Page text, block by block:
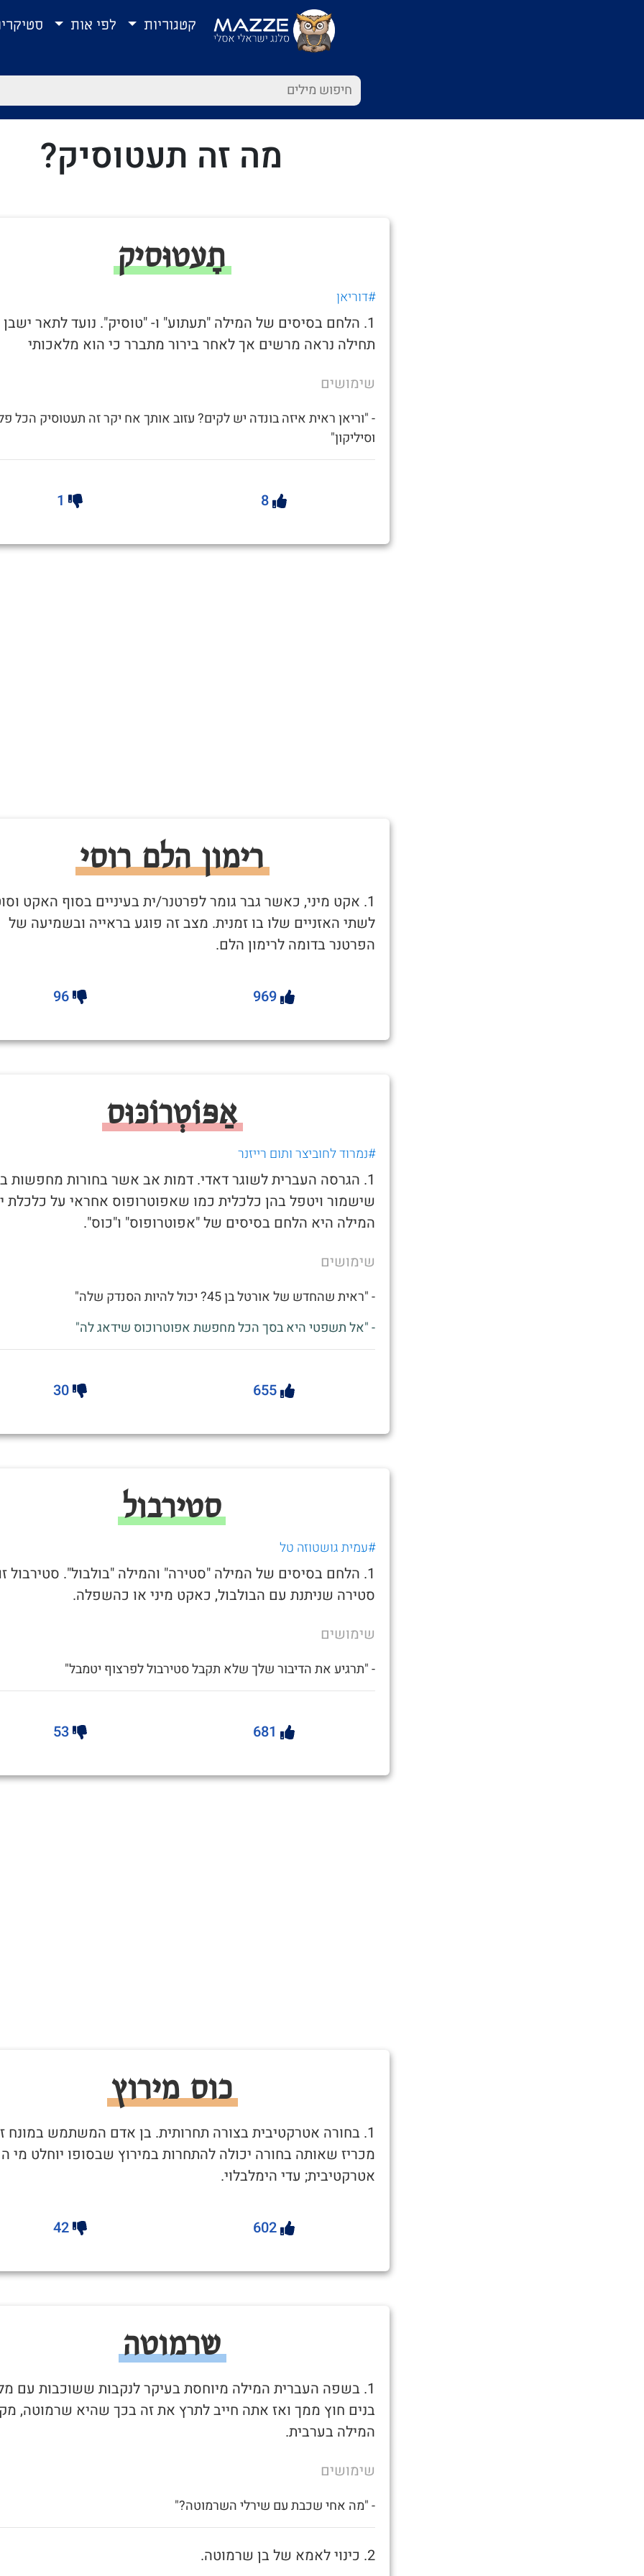
קטגוריות לפי אות
מה זה תעטוסיק?
תָעטוּסיק
#דוריאן
1. הלחם בסיסים של המילה "תעתוע" ו- "טוסיק". נועד לתאר
תחילה נראה מרשים אך לאחר בירור מתברר כי הוא מלאכותי
שימושים
- "וריאן ראית איזה בונדה יש לקים? עזוב אותך אח יקר זה תעטוסיק הכל
וסיליקון"
8
1
רימון הלם רוסי
1. אקט מיני, כאשר גבר גומר לפרטנר/ית בעיניים בסוף האקט
לשתי האזניים שלו בו זמנית. מצב זה פוגע בראייה ובשמיעה של
הפרטנר בדומה לרימון הלם.
969
96
אַפּוֹטְרוֹכּוּס
#נמרוד לחוביצר ותום רייזנר
1. הגרסה העברית לשוגר דאדי. דמות אב אשר בחורות מחפשות
שישמור ויטפל בהן כלכלית כמו שאפוטרופוס אחראי על כלכלת
המילה היא הלחם בסיסים של "אפוטרופוס" ו"כוס".
שימושים
- "ראית שהחדש של אורטל בן 45? יכול להיות הסנדק שלה"
- "אל תשפטי היא בסך הכל מחפשת אפוטרוכוס שידאג לה"
655
30
סטירבול
#עמית גושטוזה טל
1. הלחם בסיסים של המילה "סטירה" והמילה "בולבול". סטירבול
סטירה שניתנת עם הבולבול, כאקט מיני או כהשפלה.
שימושים
- "תרגיע את הדיבור שלך שלא תקבל סטירבול לפרצוף יטמבל"
681
53
כוס מירוץ
1. בחורה אטרקטיבית בצורה תחרותית. בן אדם המשתמש במונח
מכריז שאותה בחורה יכולה להתחרות במירוץ שבסופו יוחלט מי
אטרקטיבית; עדי הימלבלוי.
602
42
שרמוטה
1. בשפה העברית המילה מיוחסת בעיקר לנקבות ששוכבות עם
בנים חוץ ממך ואז אתה חייב לתרץ את זה בכך שהיא שרמוטה,
המילה בערבית.
שימושים
- "מה אחי שכבת עם שירלי השרמוטה?"
2. כינוי לאמא של בן שרמוטה.